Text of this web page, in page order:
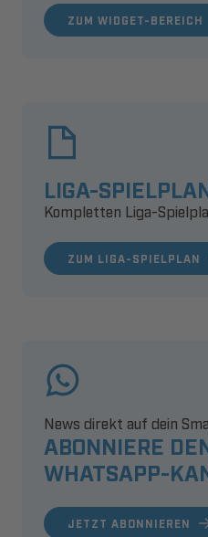
ZUM WIDGET-BEREICH
LIGA-
Kompletten Liga-
ZUM LIGA-SPIELPLAN
ABONNIERE
WHATSAPP-
News direkt auf dein
JETZT ABONNIEREN